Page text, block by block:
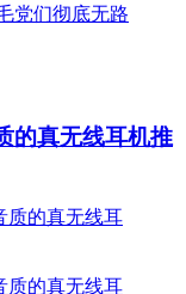
的真无线耳机推